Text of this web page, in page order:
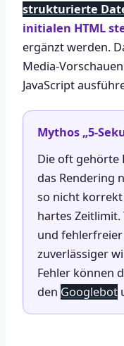
strukturierte
initialen HTML
ergänzt werden.
Media-
JavaScript
Mythos „5-
Die oft gehörte
das Rendering
so nicht korrekt
hartes Zeitlimit.
und
zuverlässiger
Fehler können
den Googlebot